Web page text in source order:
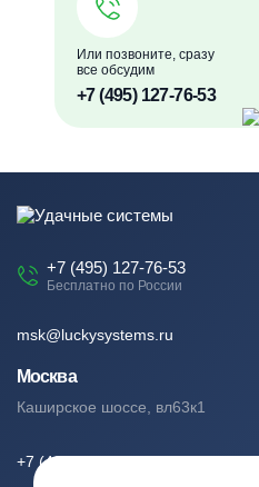
Или позвоните, сразу
все обсудим
+7 (495) 127-76-53
+7 (495) 127-76-53
Бесплатно по России
msk@luckysystems.ru
Москва
Каширское шоссе, вл63к1
+7 (495) 127-76-53